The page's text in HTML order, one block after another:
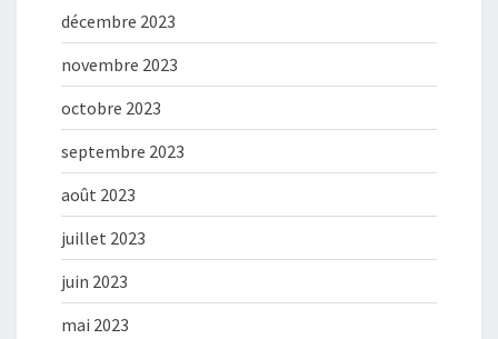
décembre 2023
novembre 2023
octobre 2023
septembre 2023
août 2023
juillet 2023
juin 2023
mai 2023